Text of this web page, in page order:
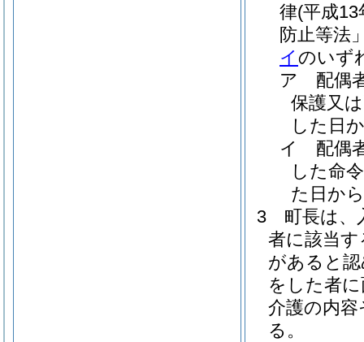
律(平成
防止等法
イ のいず
ア
配偶
保護又
した日
イ
配偶
した命
た日か
3
町長は、
者に該当
があると
をした者
介護の内
る。